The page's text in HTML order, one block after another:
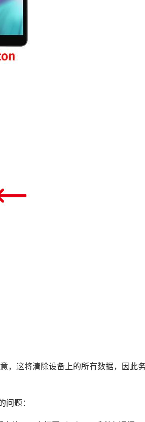
，这将清除设备上的所有数据，因此
题：